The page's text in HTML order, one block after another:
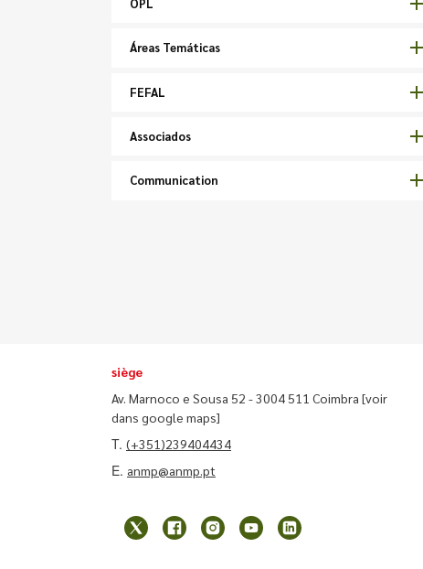
OPL
Áreas Temáticas
FEFAL
Associados
Communication
siège
Av. Marnoco e Sousa 52 - 3004 511 Coimbra [voir
dans google maps]
T. (+351)239404434
E. anmp@anmp.pt